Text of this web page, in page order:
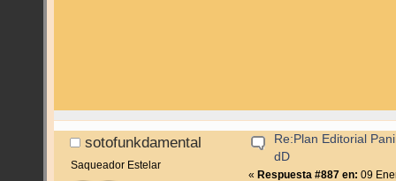
sotofunkdamental
Saqueador Estelar
Re:Plan Editorial
dD
«Respuesta #887 en: 09